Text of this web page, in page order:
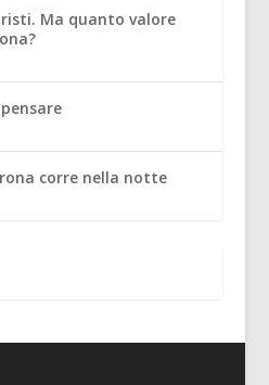
Ma quanto valore
corre nella notte